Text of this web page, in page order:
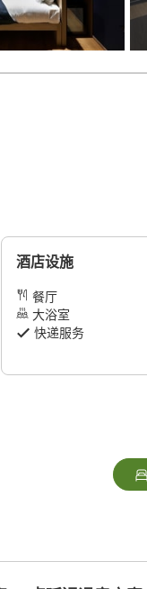
酒店设施
餐厅
大浴室
快递服务